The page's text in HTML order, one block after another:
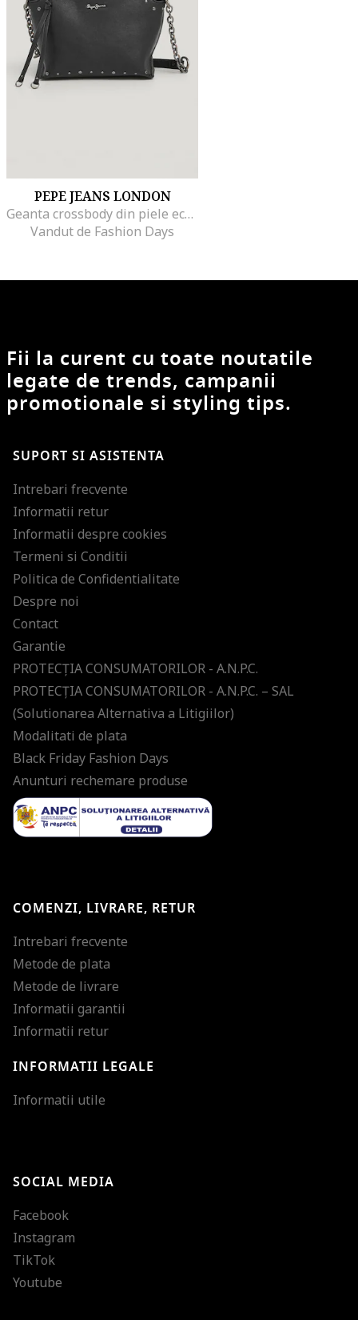
PEPE JEANS LONDON
Geanta crossbody din piele ecologica, Negru
Vandut de Fashion Days
Fii la curent cu toate noutatile
legate de trends, campanii
promotionale si styling tips.
SUPORT SI ASISTENTA
Intrebari frecvente
Informatii retur
Informatii despre cookies
Termeni si Conditii
Politica de Confidentialitate
Despre noi
Contact
Garantie
PROTECŢIA CONSUMATORILOR - A.N.P.C.
PROTECŢIA CONSUMATORILOR - A.N.P.C. – SAL
(Solutionarea Alternativa a Litigiilor)
Modalitati de plata
Black Friday Fashion Days
Anunturi rechemare produse
COMENZI, LIVRARE, RETUR
Intrebari frecvente
Metode de plata
Metode de livrare
Informatii garantii
Informatii retur
INFORMATII LEGALE
Informatii utile
SOCIAL MEDIA
Facebook
Instagram
TikTok
Youtube